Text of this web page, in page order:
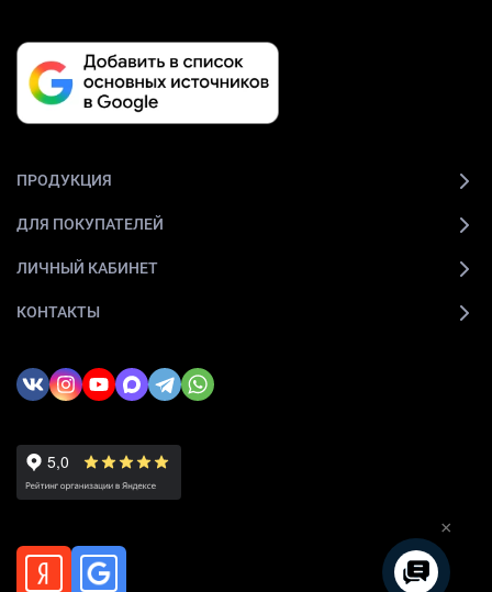
ПРОДУКЦИЯ
ДЛЯ ПОКУПАТЕЛЕЙ
ЛИЧНЫЙ КАБИНЕТ
КОНТАКТЫ
×